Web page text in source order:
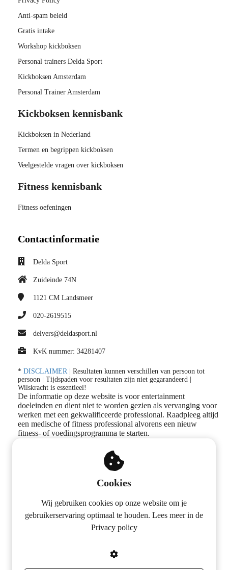
Anti-spam beleid
Gratis intake
Workshop kickboksen
Personal trainers Delda Sport
Kickboksen Amsterdam
Personal Trainer Amsterdam
Kickboksen kennisbank
Kickboksen in Nederland
Termen en begrippen kickboksen
Veelgestelde vragen over kickboksen
Fitness kennisbank
Fitness oefeningen
Contactinformatie
Delda Sport
Zuideinde 74N
1121 CM Landsmeer
020-2619515
delvers@deldasport.nl
KvK nummer: 34281407
* DISCLAIMER| Resultaten kunnen verschillen van persoon tot
persoon | Tijdspaden voor resultaten zijn niet gegarandeerd |
Wilskracht is essentieel!
De informatie op deze website is voor entertainment
doeleinden en dient niet te worden gezien als vervanging voor
werken met een gekwalificeerde professional. Raadpleeg altijd
een medische of fitness professional alvorens een nieuw
fitness- of voedingsprogramma te starten.
Volg ons op social media
Cookies
Wij gebruiken cookies op onze website om je
gebruikerservaring optimaal te houden. Lees meer in de
Privacy policy